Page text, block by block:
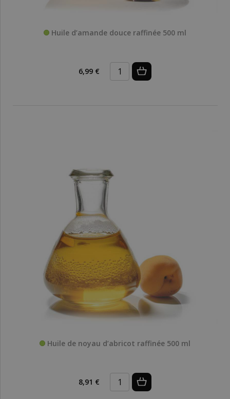
Huile d’amande douce raffinée 500 ml
6,99 €
Huile de noyau d’abricot raffinée 500 ml
8,91 €